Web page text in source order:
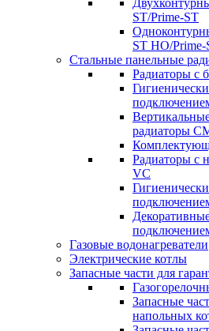
ST/Prime-ST
ST HO/
Стальные панельные
Радиаторы c
радиаторы
Радиаторы c
VC
Газовые водонагреватели
Электрические котлы
Запасные части для
Запасные
напольных